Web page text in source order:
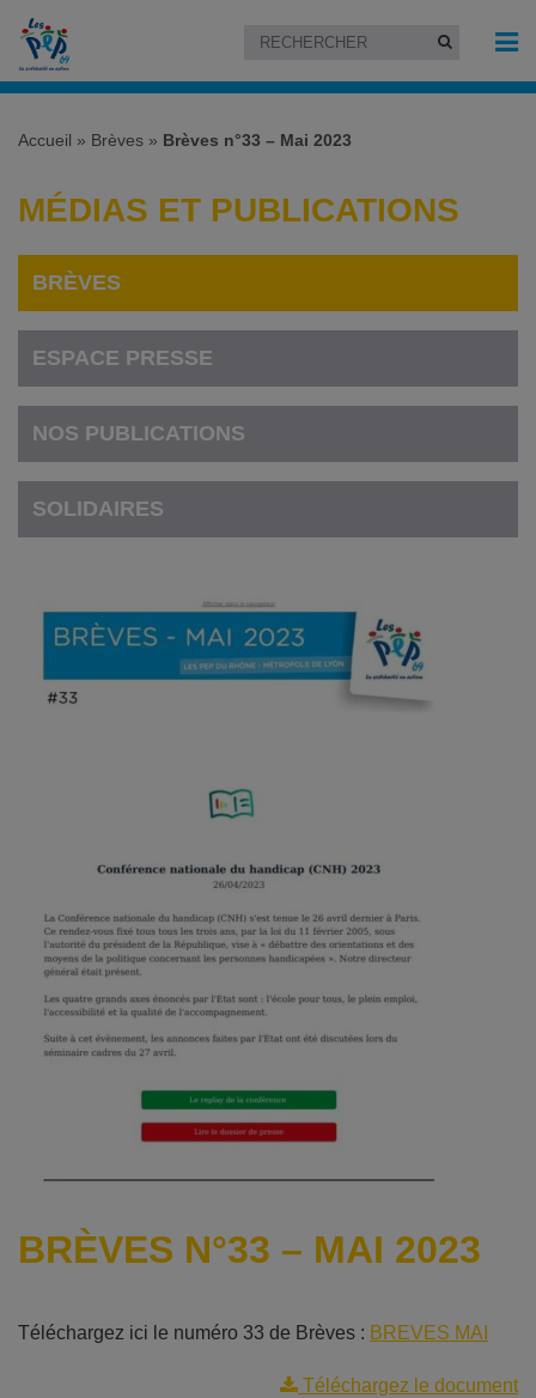
Accueil » Brèves » Brèves n°33 – Mai 2023
MÉDIAS ET PUBLICATIONS
BRÈVES
ESPACE PRESSE
NOS PUBLICATIONS
SOLIDAIRES
BRÈVES N°33 – MAI 2023
Téléchargez ici le numéro 33 de Brèves : BREVES MAI
Téléchargez le document